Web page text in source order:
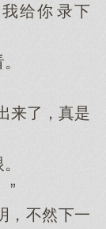
给你‌录下
来了，真是
”
不然下一